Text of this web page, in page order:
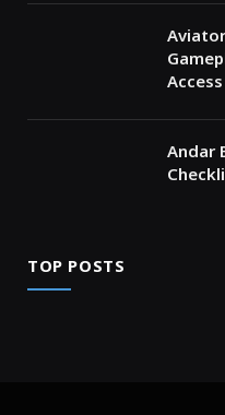
Access
Andar
TOP POSTS